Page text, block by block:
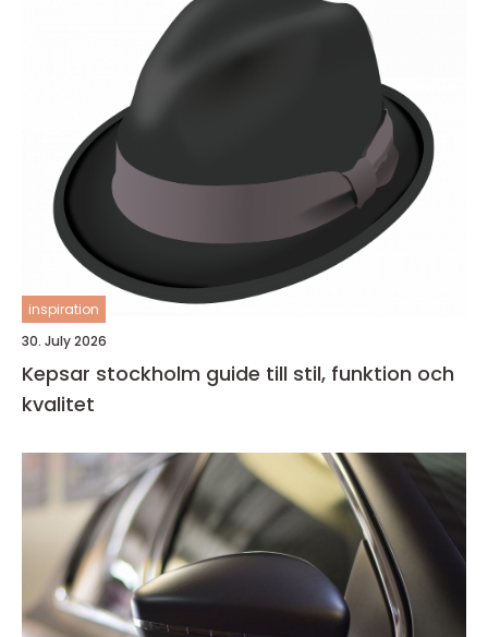
inspiration
30. July 2026
Kepsar stockholm guide till stil, funktion och
kvalitet